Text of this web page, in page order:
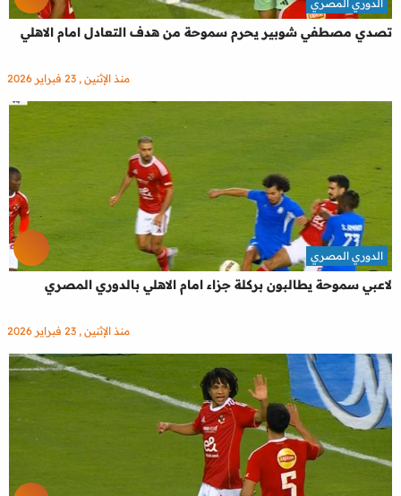
تصدي مصطفي شوبير يحرم سموحة من هدف التعادل امام الاهلي
الدوري المصري
منذ الإثنين , 23 فبراير 2026
لاعبي سموحة يطالبون بركلة جزاء امام الاهلي بالدوري المصري
الدوري المصري
منذ الإثنين , 23 فبراير 2026